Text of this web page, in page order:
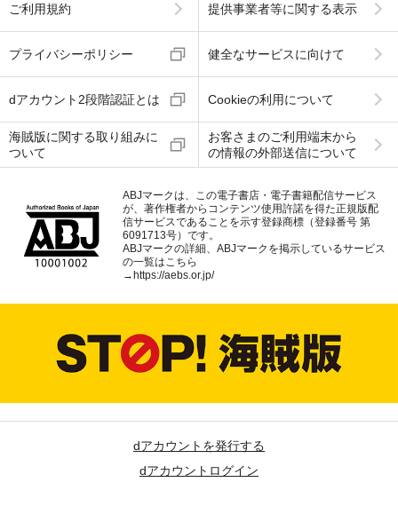
ご利用規約 提供事業者等に関する表示
プライバシーポリシー 健全なサービスに向けて
dアカウント2段階認証とは Cookieの利用について
海賊版に関する取り組みに
ついて
お客さまのご利用端末から
の情報の外部送信について
ABJマークは、この電子書店・電子書籍配信サービス
が、著作権者からコンテンツ使用許諾を得た正規版配
信サービスであることを示す登録商標（登録番号 第
6091713号）です。
ABJマークの詳細、ABJマークを掲示しているサービス
の一覧はこちら
→ https://aebs.or.jp/
dアカウントを発行する
dアカウントログイン